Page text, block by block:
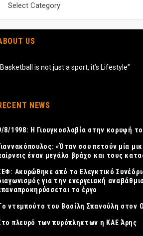
Select Category
US
is not just a sport, it’s Lifestyle”
NEWS
8/1998: Η Γιουγκοσλαβία στην κορυφή
«Όταν σου πετούν μία
έναν μεγάλο βράχο και τους
Ακυρώθηκε από το Ελεγκτικό
για την ενεργειακή
το έργο
ντεμπούτο του Βασίλη Σπανούλη στον
πλευρό των πυρόπληκτων η ΚΑΕ Άρης